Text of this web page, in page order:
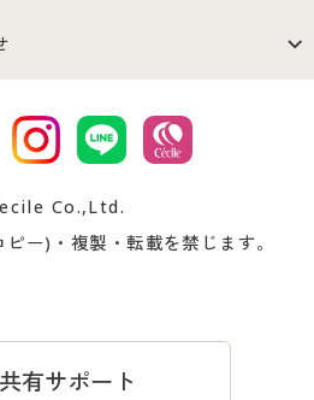
会社案内
サイトマップ
お支払は
忘れの場合
Co.,Ltd.
ー)・複製・転載を禁じます。
有サポート